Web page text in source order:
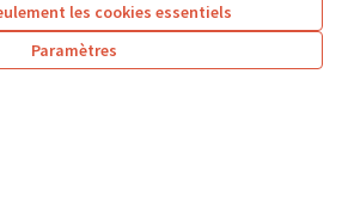
les cookies essentiels
Paramètres
par page : 100